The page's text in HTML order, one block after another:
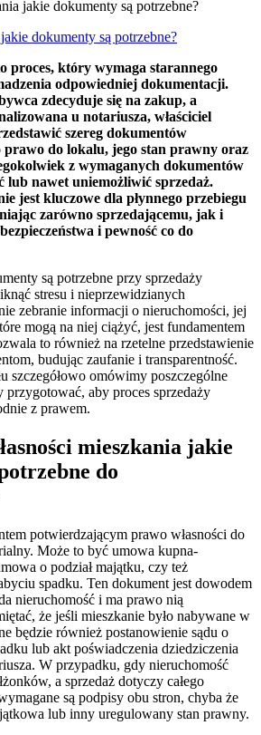
jakie dokumenty są potrzebne?
proces, który wymaga starannego
odpowiedniej dokumentacji.
zdecyduje się na zakup, a
u notariusza, właściciel
szereg dokumentów
do lokalu, jego stan prawny oraz
z wymaganych dokumentów
lub nawet uniemożliwić sprzedaż.
jest kluczowe dla płynnego przebiegu
zarówno sprzedającemu, jak i
i pewność co do
są potrzebne przy sprzedaży
stresu i nieprzewidzianych
zebranie informacji o nieruchomości, jej
mogą na niej ciążyć, jest fundamentem
to również na rzetelne przedstawienie
budując zaufanie i transparentność.
szczegółowo omówimy poszczególne
przygotować, aby proces sprzedaży
z prawem.
mieszkania jakie
do
potwierdzającym prawo własności do
Może to być umowa kupna-
o podział majątku, czy też
spadku. Ten dokument jest dowodem
nieruchomość i ma prawo nią
że jeśli mieszkanie było nabywane w
będzie również postanowienie sądu o
lub akt poświadczenia dziedziczenia
W przypadku, gdy nieruchomość
a sprzedaż dotyczy całego
są podpisy obu stron, chyba że
lub inny uregulowany stan prawny.